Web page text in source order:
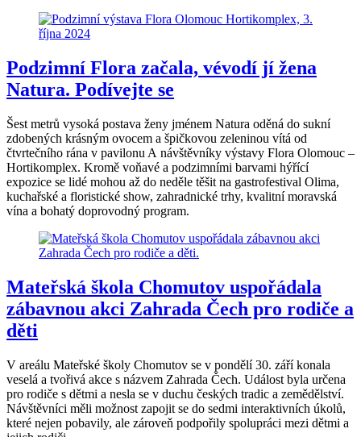
Podzimní Flora začala, vévodí jí žena
Natura. Podívejte se
Šest metrů vysoká postava ženy jménem Natura oděná do sukní
zdobených krásným ovocem a špičkovou zeleninou vítá od
čtvrtečního rána v pavilonu A návštěvníky výstavy Flora Olomouc –
Hortikomplex. Kromě voňavé a podzimními barvami hýřící
expozice se lidé mohou až do neděle těšit na gastrofestival Olima,
kuchařské a floristické show, zahradnické trhy, kvalitní moravská
vína a bohatý doprovodný program.
Mateřská škola Chomutov uspořádala
zábavnou akci Zahrada Čech pro rodiče a
děti
V areálu Mateřské školy Chomutov se v pondělí 30. září konala
veselá a tvořivá akce s názvem Zahrada Čech. Událost byla určena
pro rodiče s dětmi a nesla se v duchu českých tradic a zemědělství.
Návštěvníci měli možnost zapojit se do sedmi interaktivních úkolů,
které nejen pobavily, ale zároveň podpořily spolupráci mezi dětmi a